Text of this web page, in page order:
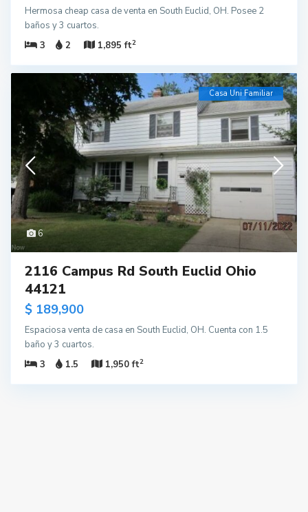
Hermosa cheap casa de venta en South Euclid, OH. Posee 2
baños y 3 cuartos.
3
2 1,895 ft2
6
Casa Uni Familiar
2116 Campus Rd South Euclid Ohio
44121
$ 189,900
Espaciosa venta de casa en South Euclid, OH. Cuenta con 1.5
baño y 3 cuartos.
3
1.5 1,950 ft2